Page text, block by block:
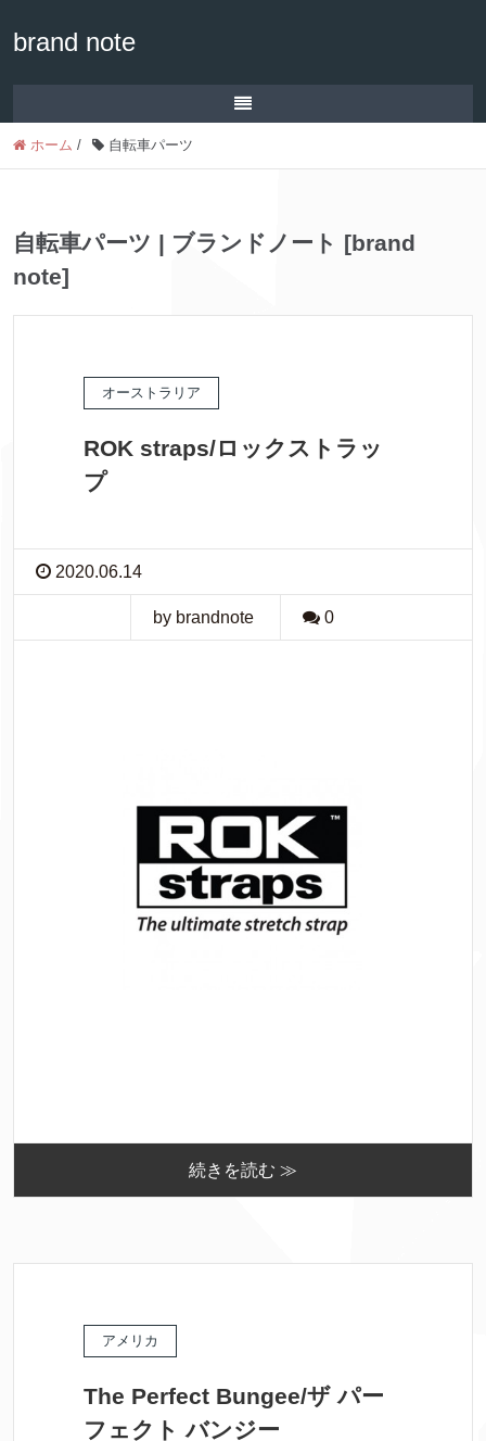
brand note
ホーム / 自転車パーツ
自転車パーツ | ブランドノート [brand
note]
オーストラリア
ROK straps/ロックストラッ
プ
2020.06.14
by brandnote 0
続きを読む ≫
アメリカ
The Perfect Bungee/ザ パー
フェクト バンジー